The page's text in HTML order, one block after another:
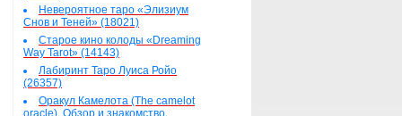
Невероятное таро «Элизиум
Снов и Теней» (18021)
Старое кино колоды «Dreaming
Way Tarot» (14143)
Лабиринт Таро Луиса Ройо
(26357)
Оракул Камелота (The camelot
oracle). Обзор и знакомство.